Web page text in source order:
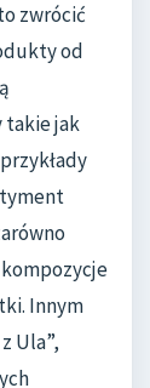
zwrócić
od
takie jak
Innym
Ula”,